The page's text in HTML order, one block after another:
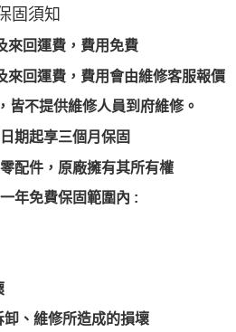
固須知
來回運費，費用免費
來回運費，費用會由維修客服報價
不提供維修人員到府維修。
期起享三個月保固
配件，原廠擁有其所有權
年免費保固範圍內 :
、維修所造成的損壞